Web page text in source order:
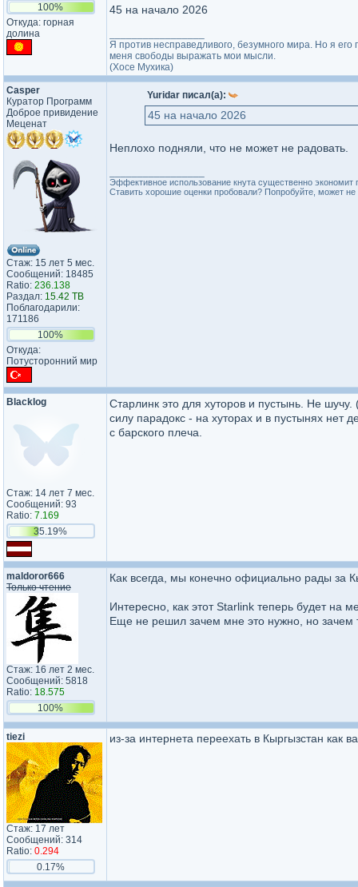
100%
Откуда: горная
долина
45 на начало 2026
Я против несправедливого, безумного мира. Но я
меня свободы выражать мои мысли.
(Хосе Мухика)
Casper
Куратор Программ
Доброе привидение
Меценат
Стаж: 15 лет 5 мес.
Сообщений: 18485
Ratio: 236.138
Раздал: 15.42 TB
Поблагодарили:
171186
100%
Откуда:
Потусторонний мир
Yuridar писал(а):
45 на начало 2026
Неплохо подняли, что не может не радовать.
Эффективное использование кнута существенно экономит
Ставить хорошие оценки пробовали? Попробуйте, может
Blacklog
Стаж: 14 лет 7 мес.
Сообщений: 93
Ratio: 7.169
35.19%
Старлинк это для хуторов и пустынь. Не
силу парадокс - на хуторах и в пустынях нет
с барского плеча.
maldoror666
Только чтение
Стаж: 16 лет 2 мес.
Сообщений: 5818
Ratio: 18.575
100%
Как всегда, мы конечно официально рады за
Интересно, как этот Starlink теперь будет на
Еще не решил зачем мне это нужно, но зачем
tiezi
Стаж: 17 лет
Сообщений: 314
Ratio: 0.294
0.17%
из-за интернета переехать в Кыргызстан как